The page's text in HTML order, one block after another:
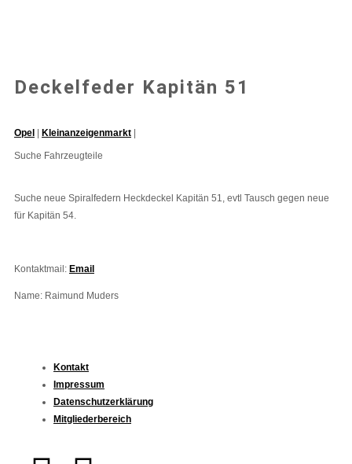
Deckelfeder Kapitän 51
Opel | Kleinanzeigenmarkt |
Suche Fahrzeugteile
Suche neue Spiralfedern Heckdeckel Kapitän 51, evtl Tausch gegen neue
für Kapitän 54.
Kontaktmail: Email
Name: Raimund Muders
Kontakt
Impressum
Datenschutzerklärung
Mitgliederbereich